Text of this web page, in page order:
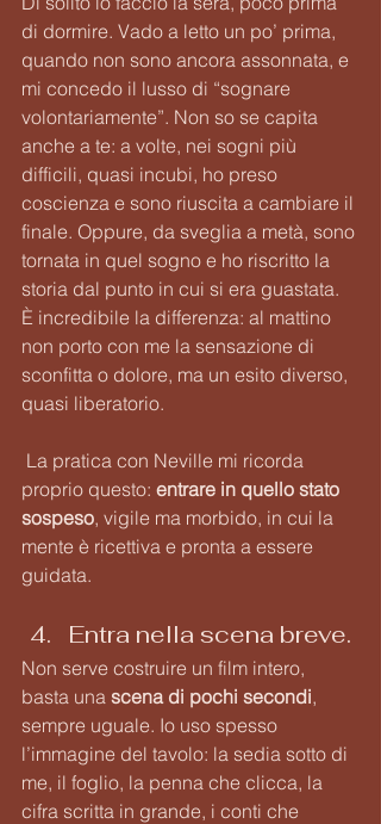
di dormire. Vado a letto un po’ prima,
quando non sono ancora assonnata, e
mi concedo il lusso di “sognare
volontariamente”. Non so se capita
anche a te: a volte, nei sogni più
difficili, quasi incubi, ho preso
coscienza e sono riuscita a cambiare il
finale. Oppure, da sveglia a metà, sono
tornata in quel sogno e ho riscritto la
storia dal punto in cui si era guastata.
È incredibile la differenza: al mattino
non porto con me la sensazione di
sconfitta o dolore, ma un esito diverso,
quasi liberatorio.
proprio questo: entrare in quello stato
sospeso, vigile ma morbido, in cui la
mente è ricettiva e pronta a essere
guidata.
Entra nella scena breve.
Non serve costruire un film intero,
basta una scena di pochi secondi,
sempre uguale. Io uso spesso
l’immagine del tavolo: la sedia sotto di
me, il foglio, la penna che clicca, la
cifra scritta in grande, i conti che